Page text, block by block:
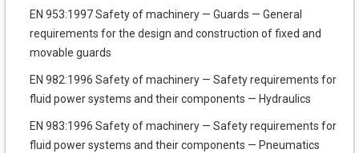
EN 953:1997 Safety of machinery — Guards — General
requirements for the design and construction of fixed and
movable guards
EN 982:1996 Safety of machinery — Safety requirements for
fluid power systems and their components — Hydraulics
EN 983:1996 Safety of machinery — Safety requirements for
fluid power systems and their components — Pneumatics